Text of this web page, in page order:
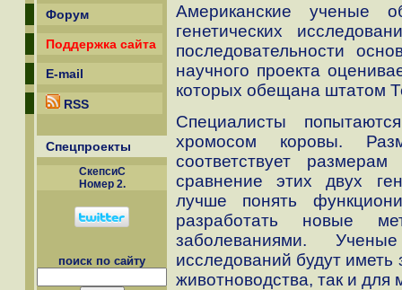
Форум
Поддержка сайта
E-mail
RSS
Спецпроекты
СкепсиС
Номер 2.
поиск по сайту
Американские ученые
генетических
последовательности
научного проекта
которых обещана штатом
Специалисты
хромосом коровы.
соответствует
сравнение этих двух
лучше понять
разработать новые
заболеваниями.
исследований будут иметь
животноводства, так и для